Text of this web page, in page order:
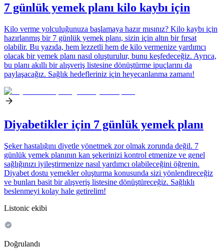
7 günlük yemek planı kilo kaybı için
Kilo verme yolculuğunuza başlamaya hazır mısınız? Kilo kaybı için
hazırlanmış bir 7 günlük yemek planı, sizin için altın bir fırsat
olabilir. Bu yazıda, hem lezzetli hem de kilo vermenize yardımcı
olacak bir yemek planı nasıl oluşturulur, bunu keşfedeceğiz. Ayrıca,
bu planı akıllı bir alışveriş listesine dönüştürme ipuçlarını da
paylaşacağız. Sağlık hedefleriniz için heyecanlanma zamanı!
Diyabetikler için 7 günlük yemek planı
Şeker hastalığını diyetle yönetmek zor olmak zorunda değil. 7
günlük yemek planının kan şekerinizi kontrol etmenize ve genel
sağlığınızı iyileştirmenize nasıl yardımcı olabileceğini öğrenin.
Diyabet dostu yemekler oluşturma konusunda sizi yönlendireceğiz
ve bunları basit bir alışveriş listesine dönüştüreceğiz. Sağlıklı
beslenmeyi kolay hale getirelim!
Listonic ekibi
Doğrulandı